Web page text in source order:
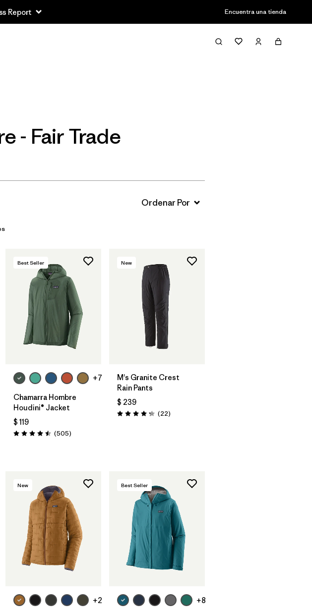
Report Encuentra una tienda
Filter & Sort
- Fair Trade
Best Seller
+7
Chamarra Hombre
Houdini® Jacket
$ 119
Valoración: 4.5 / 5
(505Comentarios
)
New
M's Granite Crest
Rain Pants
$ 239
Valoración: 4.3 / 5
(22Comentarios
)
New
+2
Best Seller
+8